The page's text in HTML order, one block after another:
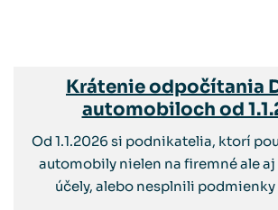
Krátenie odpočítania
automobiloch od
Od 1.1.2026 si podnikatelia, ktorí
automobily nielen na firemné ale
účely, alebo nesplnili podmienky